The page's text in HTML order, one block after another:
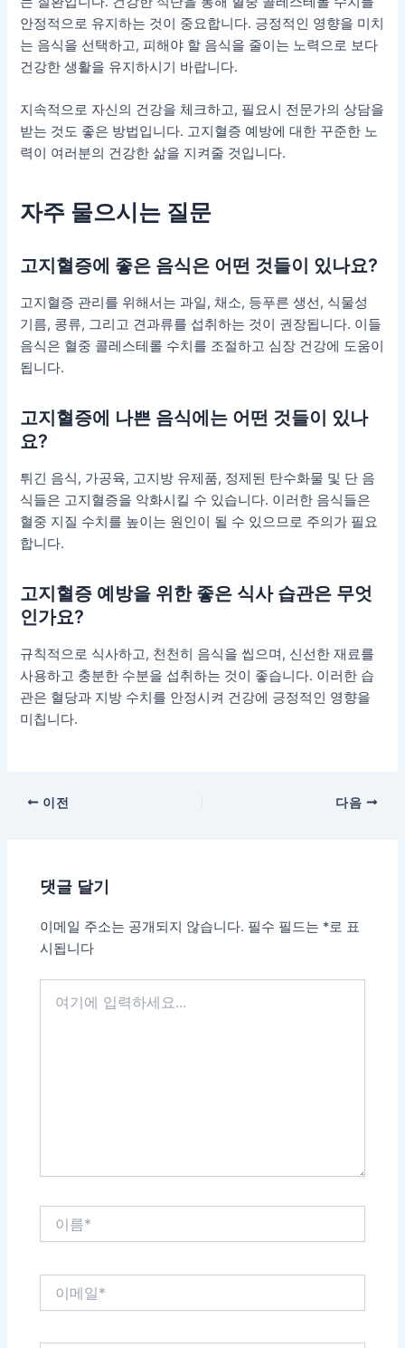
안정적으로 유지하는 것이 중요합니다. 긍정적인 영향을 미치
는 음식을 선택하고, 피해야 할 음식을 줄이는 노력으로 보다
건강한 생활을 유지하시기 바랍니다.
지속적으로 자신의 건강을 체크하고, 필요시 전문가의 상담을
받는 것도 좋은 방법입니다. 고지혈증 예방에 대한 꾸준한 노
력이 여러분의 건강한 삶을 지켜줄 것입니다.
자주 물으시는 질문
고지혈증에 좋은 음식은 어떤 것들이 있나요?
고지혈증 관리를 위해서는 과일, 채소, 등푸른 생선, 식물성
기름, 콩류, 그리고 견과류를 섭취하는 것이 권장됩니다. 이들
음식은 혈중 콜레스테롤 수치를 조절하고 심장 건강에 도움이
됩니다.
고지혈증에 나쁜 음식에는 어떤 것들이 있나
요?
튀긴 음식, 가공육, 고지방 유제품, 정제된 탄수화물 및 단 음
식들은 고지혈증을 악화시킬 수 있습니다. 이러한 음식들은
혈중 지질 수치를 높이는 원인이 될 수 있으므로 주의가 필요
합니다.
고지혈증 예방을 위한 좋은 식사 습관은 무엇
인가요?
규칙적으로 식사하고, 천천히 음식을 씹으며, 신선한 재료를
사용하고 충분한 수분을 섭취하는 것이 좋습니다. 이러한 습
관은 혈당과 지방 수치를 안정시켜 건강에 긍정적인 영향을
미칩니다.
이전 다음
댓글 달기
이메일 주소는 공개되지 않습니다. 필수 필드는 *로 표
시됩니다